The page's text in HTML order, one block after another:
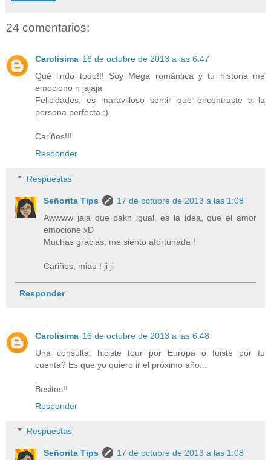
24 comentarios:
Carolisima 16 de octubre de 2013 a las 6:47
Qué lindo todo!!! Soy Mega romántica y tu historia me
emociono n jajaja
Felicidades, es maravilloso sentir que encontraste a la
persona perfecta :)
Cariños!!!
Responder
Respuestas
Señorita Tips
17 de octubre de 2013 a las 1:08
Awwww jaja que bakn igual, es la idea, que el amor
emocione xD
Muchas gracias, me siento afortunada !
Cariños, miau ! ji ji
Responder
Carolisima 16 de octubre de 2013 a las 6:48
Una consulta: hiciste tour por Europa o fuiste por tu
cuenta? Es que yo quiero ir el próximo año...
Besitos!!
Responder
Respuestas
Señorita Tips 17 de octubre de 2013 a las 1:08